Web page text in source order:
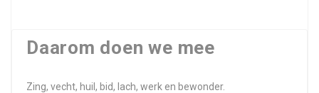
Daarom doen we mee
Zing, vecht, huil, bid, lach, werk en bewonder.